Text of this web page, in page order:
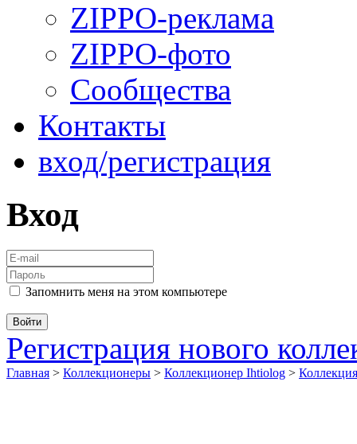
ZIPPO-реклама
ZIPPO-фото
Сообщества
Контакты
вход/регистрация
Вход
Запомнить меня на этом компьютере
Регистрация нового
Главная > Коллекционеры > Коллекционер Ihtiolog >